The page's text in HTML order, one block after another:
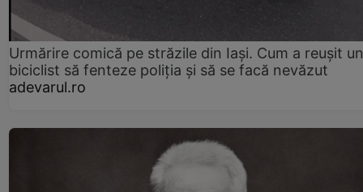
Urmărire comică pe străzile din Iași. Cum a reușit un
biciclist să fenteze poliția și să se facă nevăzut
adevarul.ro